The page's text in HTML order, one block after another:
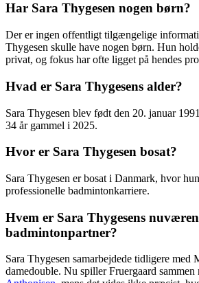
Har Sara Thygesen nogen børn?
Der er ingen offentligt tilgængelige
Thygesen skulle have nogen børn. Hun
privat, og fokus har ofte ligget på hendes
Hvad er Sara Thygesens alder?
Sara Thygesen blev født den 20. januar
34 år gammel i 2025.
Hvor er Sara Thygesen bosat?
Sara Thygesen er bosat i Danmark, hvor
professionelle badmintonkarriere.
Hvem er Sara Thygesens
badmintonpartner?
Sara Thygesen samarbejdede tidligere med
damedouble. Nu spiller Fruergaard sammen